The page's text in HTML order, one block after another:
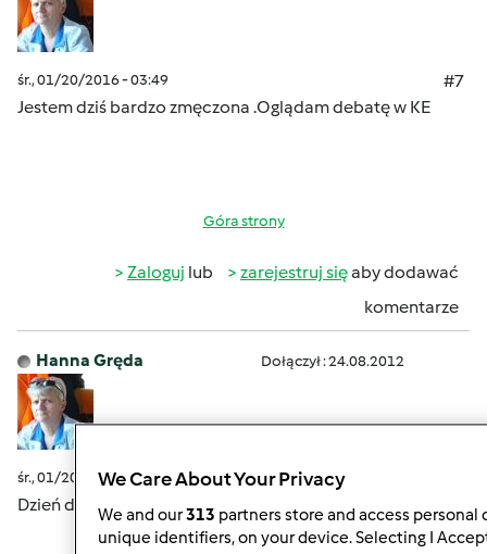
śr., 01/20/2016 - 03:49
#7
Jestem dziś bardzo zmęczona .Oglądam debatę w KE
Góra strony
Zaloguj lub zarejestruj sięaby dodawać
komentarze
Hanna Gręda Dołączył : 24.08.2012
śr., 01/20/2016 - 03:53
Dzień dobry w mroźny poranek
We Care About Your Privacy
We and our313 partners store and access personal
unique identifiers, on your device. Selecting I